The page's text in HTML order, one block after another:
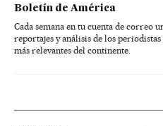
Boletín de América
Cada semana en tu cuenta de correo
reportajes y análisis de los
más relevantes del continente.